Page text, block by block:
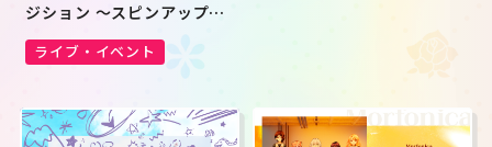
ライブ・イベント
ジション 〜スピンアップ
編〜」広島公演のセットリ
ストプレイリストを公開！